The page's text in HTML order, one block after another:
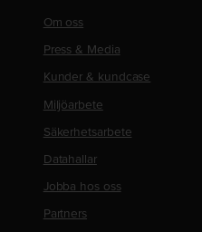
Om oss
Press & Media
Kunder & kundcase
Miljöarbete
Säkerhetsarbete
Datahallar
Jobba hos oss
Partners